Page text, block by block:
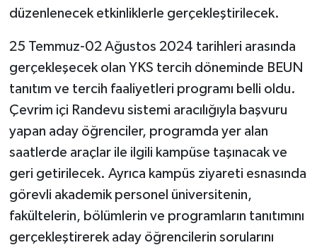
düzenlenecek etkinliklerle gerçekleştirilecek.
25 Temmuz-02 Ağustos 2024 tarihleri arasında
gerçekleşecek olan YKS tercih döneminde BEUN
tanıtım ve tercih faaliyetleri programı belli oldu.
Çevrim içi Randevu sistemi aracılığıyla başvuru
yapan aday öğrenciler, programda yer alan
saatlerde araçlar ile ilgili kampüse taşınacak ve
geri getirilecek. Ayrıca kampüs ziyareti esnasında
görevli akademik personel üniversitenin,
fakültelerin, bölümlerin ve programların tanıtımını
gerçekleştirerek aday öğrencilerin sorularını